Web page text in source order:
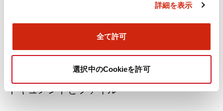
詳細を表示
全て許可
選択中のCookieを許可
ドキュメントとファイル